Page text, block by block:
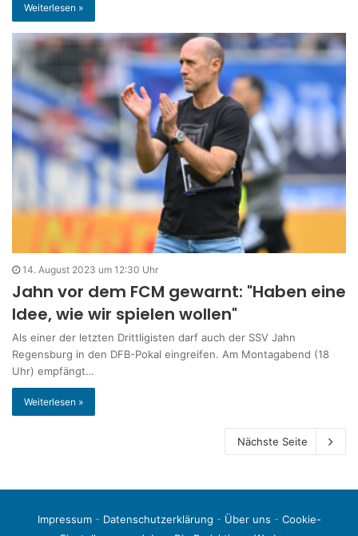
Weiterlesen »
14. August 2023 um 12:30 Uhr
Jahn vor dem FCM gewarnt: "Haben eine
Idee, wie wir spielen wollen"
Als einer der letzten Drittligisten darf auch der SSV Jahn
Regensburg in den DFB-Pokal eingreifen. Am Montagabend (18
Uhr) empfängt…
Weiterlesen »
Nächste Seite
Impressum- Datenschutzerklärung - Über uns - Cookie-